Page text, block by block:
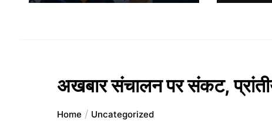
अखबार संचालन पर संकट,
Home Uncategorized